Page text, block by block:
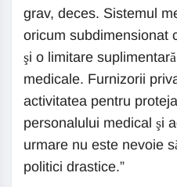
grav, deces. Sistemul
oricum subdimensionat
şi o limitare
medicale. Furnizorii
activitatea pentru
personalului medical şi
urmare nu este nevoie
politici drastice.”